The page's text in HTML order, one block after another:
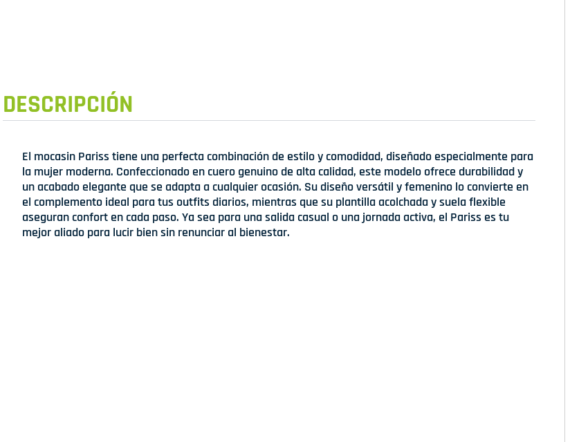
DESCRIPCIÓN
El mocasin Pariss tiene una perfecta combinación de estilo y comodidad, diseñado especialmente para
la mujer moderna. Confeccionado en cuero genuino de alta calidad, este modelo ofrece durabilidad y
un acabado elegante que se adapta a cualquier ocasión. Su diseño versátil y femenino lo convierte en
el complemento ideal para tus outfits diarios, mientras que su plantilla acolchada y suela flexible
aseguran confort en cada paso. Ya sea para una salida casual o una jornada activa, el Pariss es tu
mejor aliado para lucir bien sin renunciar al bienestar.